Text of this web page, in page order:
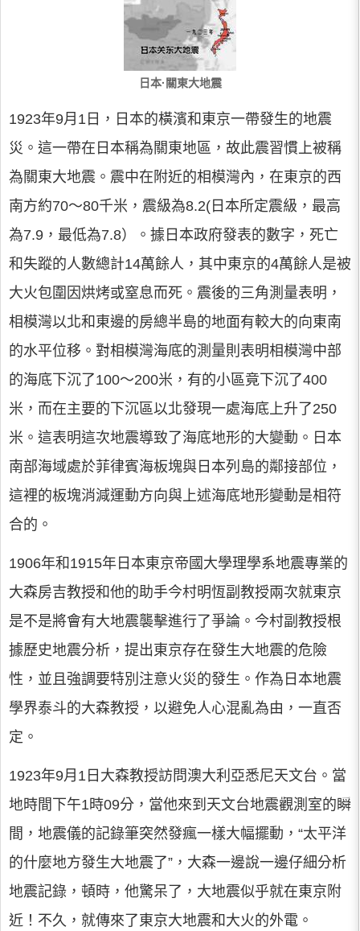
日本·關東大地震
1923年9月1日，日本的橫濱和東京一帶發生的地震
災。這一帶在日本稱為關東地區，故此震習慣上被稱
為關東大地震。震中在附近的相模灣內，在東京的西
南方約70～80千米，震級為8.2(日本所定震級，最高
為7.9，最低為7.8）。據日本政府發表的數字，死亡
和失蹤的人數總計14萬餘人，其中東京的4萬餘人是被
大火包圍因烘烤或窒息而死。震後的三角測量表明，
相模灣以北和東邊的房總半島的地面有較大的向東南
的水平位移。對相模灣海底的測量則表明相模灣中部
的海底下沉了100～200米，有的小區竟下沉了400
米，而在主要的下沉區以北發現一處海底上升了250
米。這表明這次地震導致了海底地形的大變動。日本
南部海域處於菲律賓海板塊與日本列島的鄰接部位，
這裡的板塊消減運動方向與上述海底地形變動是相符
合的。
1906年和1915年日本東京帝國大學理學系地震專業的
大森房吉教授和他的助手今村明恆副教授兩次就東京
是不是將會有大地震襲擊進行了爭論。今村副教授根
據歷史地震分析，提出東京存在發生大地震的危險
性，並且強調要特別注意火災的發生。作為日本地震
學界泰斗的大森教授，以避免人心混亂為由，一直否
定。
1923年9月1日大森教授訪問澳大利亞悉尼天文台。當
地時間下午1時09分，當他來到天文台地震觀測室的瞬
間，地震儀的記錄筆突然發瘋一樣大幅擺動，“太平洋
的什麼地方發生大地震了”，大森一邊說一邊仔細分析
地震記錄，頓時，他驚呆了，大地震似乎就在東京附
近！不久，就傳來了東京大地震和大火的外電。